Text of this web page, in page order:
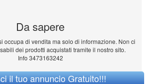
Da sapere
occupa di vendita ma solo di informazione. Non ci
dei prodotti acquistati tramite il nostro sito.
Info 3473163242
il tuo annuncio Gratuito!!!